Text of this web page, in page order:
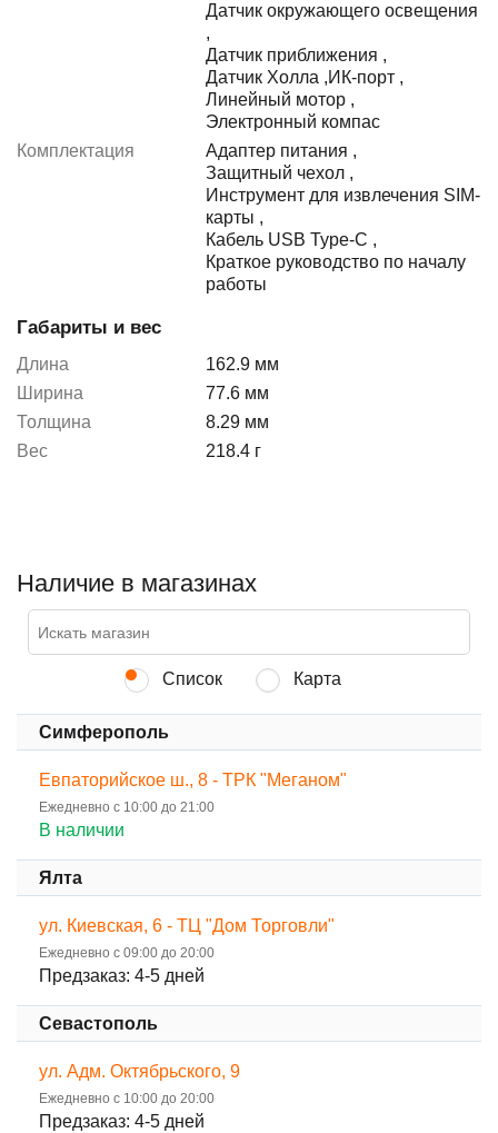
Датчик окружающего освещения
,
Датчик приближения ,
Датчик Холла ,ИК-порт ,
Линейный мотор ,
Электронный компас
Комплектация
Адаптер питания ,
Защитный чехол ,
Инструмент для извлечения SIM-
карты ,
Кабель USB Type-C ,
Краткое руководство по началу
работы
Габариты и вес
Длина
162.9 мм
Ширина
77.6 мм
Толщина
8.29 мм
Вес
218.4 г
Наличие в магазинах
Список Карта
Симферополь
Евпаторийское ш., 8 - ТРК "Меганом"
Ежедневно с 10:00 до 21:00
В наличии
Ялта
ул. Киевская, 6 - ТЦ "Дом Торговли"
Ежедневно с 09:00 до 20:00
Предзаказ: 4-5 дней
Севастополь
ул. Адм. Октябрьского, 9
Ежедневно с 10:00 до 20:00
Предзаказ: 4-5 дней